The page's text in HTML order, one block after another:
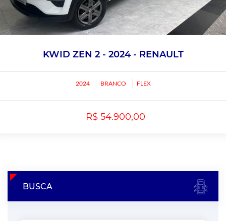
KWID ZEN 2 - 2024 - RENAULT
2024 BRANCO FLEX
R$ 54.900,00
BUSCA